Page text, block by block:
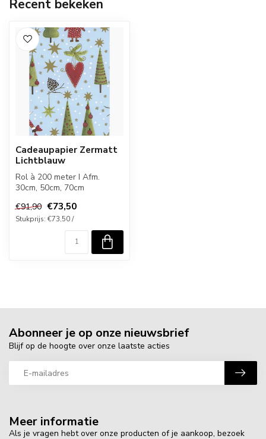
Recent bekeken
Cadeaupapier Zermatt
Lichtblauw
Rol à 200 meter I Afm.
30cm, 50cm, 70cm
€91,90 €73,50
Stukprijs: €73,50 /
Meer informatie
Als je vragen hebt over onze producten of je aankoop, bezoek
Abonneer je op onze nieuwsbrief
Blijf op de hoogte over onze laatste acties